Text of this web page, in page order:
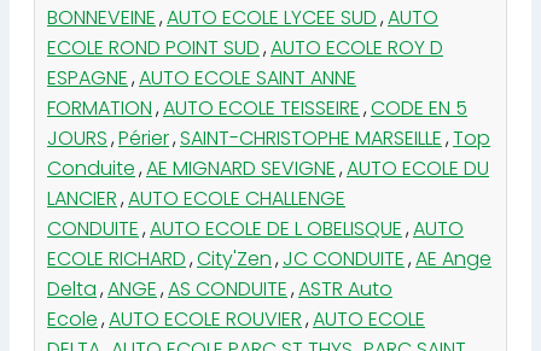
BONNEVEINE,AUTO ECOLE LYCEE SUD,AUTO
ECOLE ROND POINT SUD,AUTO ECOLE ROY D
ESPAGNE,AUTO ECOLE SAINT ANNE
FORMATION,AUTO ECOLE TEISSEIRE,CODE EN 5
JOURS,Périer,SAINT-CHRISTOPHE MARSEILLE,Top
Conduite,AE MIGNARD SEVIGNE,AUTO ECOLE DU
LANCIER,AUTO ECOLE CHALLENGE
CONDUITE,AUTO ECOLE DE L OBELISQUE,AUTO
ECOLE RICHARD,City'Zen,JC CONDUITE,AE Ange
Delta,ANGE,AS CONDUITE,ASTR Auto
Ecole,AUTO ECOLE ROUVIER,AUTO ECOLE